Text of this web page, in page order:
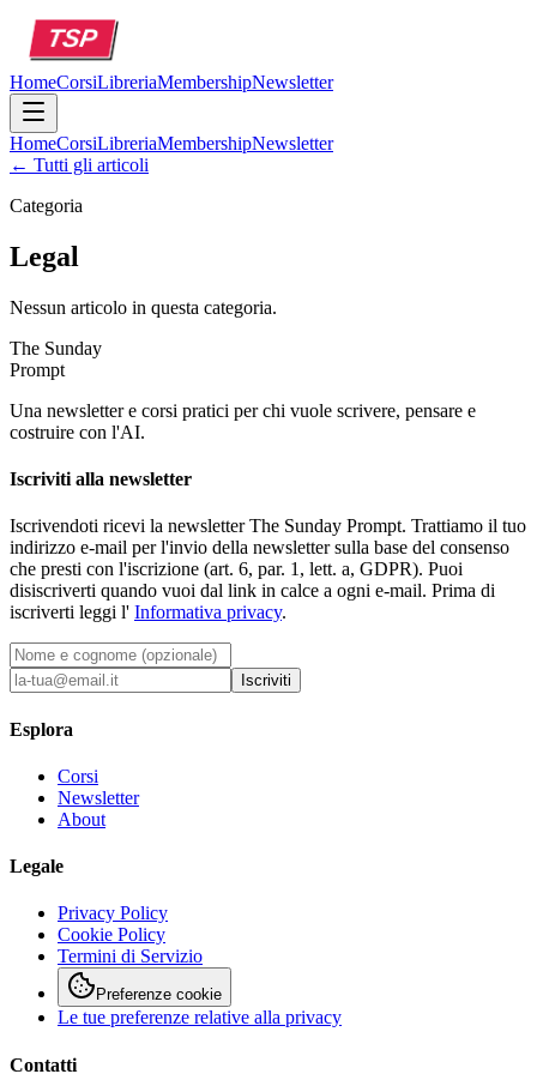
HomeCorsiLibreriaMembershipNewsletter
HomeCorsiLibreriaMembershipNewsletter
← Tutti gli articoli
Categoria
Legal
Nessun articolo in questa categoria.
The Sunday
Prompt
Una newsletter e corsi pratici per chi vuole scrivere, pensare e
costruire con l'AI.
Iscriviti alla newsletter
Iscrivendoti ricevi la newsletter The Sunday Prompt. Trattiamo il tuo
indirizzo e-mail per l'invio della newsletter sulla base del consenso
che presti con l'iscrizione (art. 6, par. 1, lett. a, GDPR). Puoi
disiscriverti quando vuoi dal link in calce a ogni e-mail. Prima di
iscriverti leggi l' Informativa privacy.
Iscriviti
Esplora
Corsi
Newsletter
About
Legale
Privacy Policy
Cookie Policy
Termini di Servizio
Preferenze cookie
Le tue preferenze relative alla privacy
Contatti